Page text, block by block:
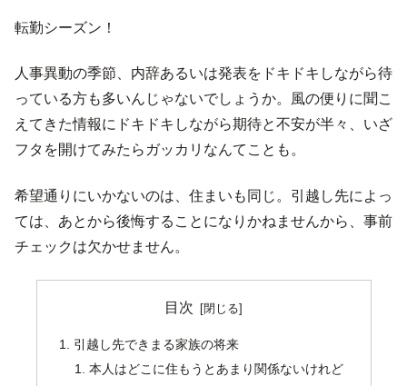
転勤シーズン！
人事異動の季節、内辞あるいは発表をドキドキしながら待
っている方も多いんじゃないでしょうか。風の便りに聞こ
えてきた情報にドキドキしながら期待と不安が半々、いざ
フタを開けてみたらガッカリなんてことも。
希望通りにいかないのは、住まいも同じ。引越し先によっ
ては、あとから後悔することになりかねませんから、事前
チェックは欠かせません。
目次
引越し先できまる家族の将来
本人はどこに住もうとあまり関係ないけれど